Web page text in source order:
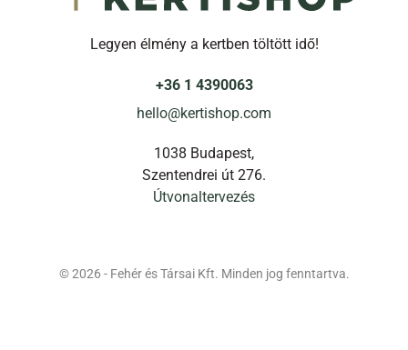
Legyen élmény a kertben töltött idő!
+36 1 4390063
hello@kertishop.com
1038 Budapest,
Szentendrei út 276.
Útvonaltervezés
© 2026 - Fehér és Társai Kft. Minden jog fenntartva.